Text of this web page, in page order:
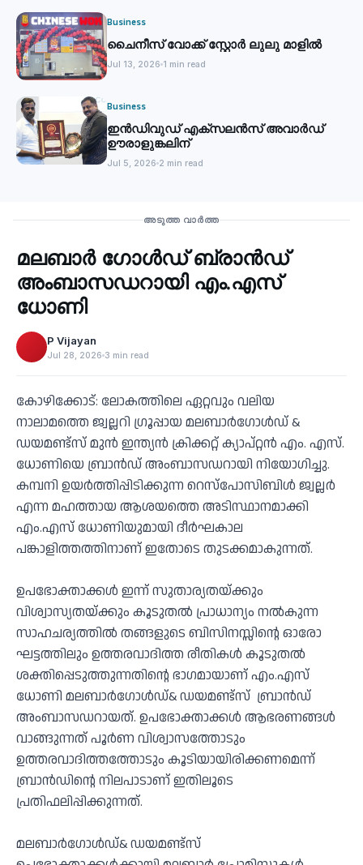
Business
ചൈനീസ് വോക്ക് സ്റ്റോര്‍ ലുലു മാളില്‍
Jul 13, 2026 1 min read
Business
ഇൻഡിവുഡ് എക്സലൻസ് അവാർഡ്
ഊരാളുങ്കലിന്
Jul 5, 2026 2 min read
അടുത്ത വാർത്ത
‹
മലബാര്‍ ഗോൾഡ് ബ്രാന്‍ഡ്
അംബാസഡറായി എം.എസ്
ധോണി
P Vijayan
Jul 28, 2026 3 min read
കോഴിക്കോട്: ലോകത്തിലെ ഏറ്റവും വലിയ
നാലാമത്തെ ജ്വല്ലറി ഗ്രൂപ്പായ മലബാര്‍ഗോള്‍ഡ് &
ഡയമണ്ട്‌സ് മുന്‍ ഇന്ത്യന്‍ ക്രിക്കറ്റ് ക്യാപ്റ്റന്‍ എം. എസ്.
ധോണിയെ ബ്രാന്‍ഡ് അംബാസഡറായി നിയോഗിച്ചു.
കമ്പനി ഉയര്‍ത്തിപ്പിടിക്കുന്ന റെസ്‌പോസിബിള്‍ ജ്വല്ലര്‍
എന്ന മഹത്തായ ആശയത്തെ അടിസ്ഥാനമാക്കി
എം.എസ് ധോണിയുമായി ദീര്‍ഘകാല
പങ്കാളിത്തത്തിനാണ് ഇതോടെ തുടക്കമാകുന്നത്.
ഉപഭോക്താക്കള്‍ ഇന്ന് സുതാര്യതയ്ക്കും
വിശ്വാസ്യതയ്ക്കും കൂടുതല്‍ പ്രാധാന്യം നല്‍കുന്ന
സാഹചര്യത്തില്‍ തങ്ങളുടെ ബിസിനസ്സിന്റെ ഓരോ
ഘട്ടത്തിലും ഉത്തരവാദിത്ത രീതികള്‍ കൂടുതല്‍
ശക്തിപ്പെടുത്തുന്നതിന്റെ ഭാഗമായാണ് എം.എസ്
ധോണി മലബാര്‍ഗോള്‍ഡ്& ഡയമണ്ട്‌സ് ബ്രാന്‍ഡ്
അംബാസഡറായത്. ഉപഭോക്താക്കള്‍ ആഭരണങ്ങള്‍
വാങ്ങുന്നത് പൂര്‍ണ വിശ്വാസത്തോടും
ഉത്തരവാദിത്തത്തോടും കൂടിയായിരിക്കണമെന്ന്
ബ്രാന്‍ഡിന്റെ നിലപാടാണ് ഇതിലൂടെ
പ്രതിഫലിപ്പിക്കുന്നത്.
മലബാര്‍ഗോള്‍ഡ്& ഡയമണ്ട്‌സ്